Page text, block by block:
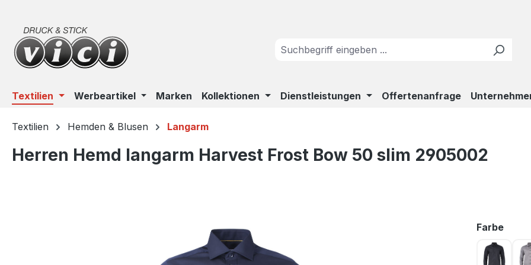
Textilien Werbeartikel Marken Kollektionen Dienstleistungen Offertenanfrage
Textilien Hemden & Blusen Langarm
Herren Hemd langarm Harvest Frost Bow 50 slim 2905002
Farbe